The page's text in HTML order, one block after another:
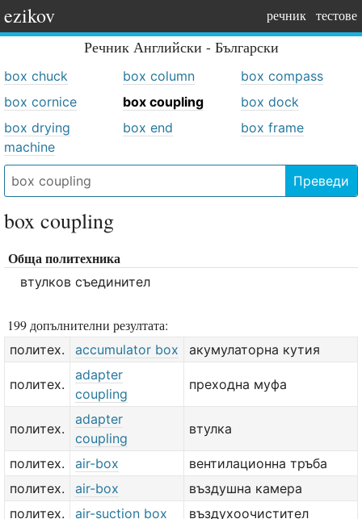
ezikov речник тестове
Речник Английски - Български
box chuck box column
box compass
box cornice
box coupling
box dock
box drying
machine
box end box frame
Преведи
box coupling
Обща политехника
втулков съединител
199 допълнителни резултата:
политех. accumulator box акумулаторна кутия
политех.
adapter
coupling
преходна муфа
политех.
adapter
coupling
втулка
политех. air-box
вентилационна тръба
политех.
air-box
въздушна камера
политех.
air-suction box
въздухоочистител